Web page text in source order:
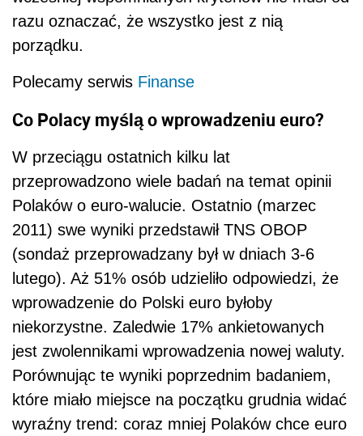
razu oznaczać, że wszystko jest z nią
porządku.
Polecamy serwis Finanse
Co Polacy myślą o wprowadzeniu euro?
W przeciągu ostatnich kilku lat
przeprowadzono wiele badań na temat opinii
Polaków o euro-walucie. Ostatnio (marzec
2011) swe wyniki przedstawił TNS OBOP
(sondaż przeprowadzany był w dniach 3-6
lutego). Aż 51% osób udzieliło odpowiedzi, że
wprowadzenie do Polski euro byłoby
niekorzystne. Zaledwie 17% ankietowanych
jest zwolennikami wprowadzenia nowej waluty.
Porównując te wyniki poprzednim badaniem,
które miało miejsce na początku grudnia widać
wyraźny trend: coraz mniej Polaków chce euro